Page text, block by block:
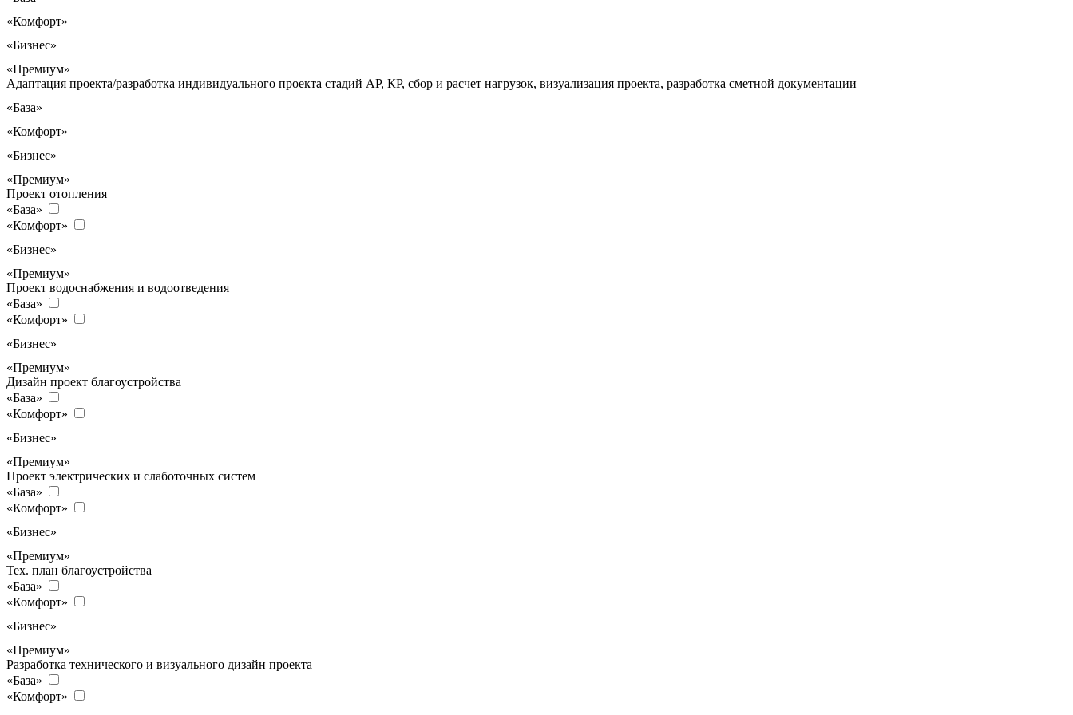
«Комфорт»
«Бизнес»
«Премиум»
Адаптация проекта/разработка индивидуального проекта стадий АР, КР, сбор и расчет нагрузок, визуализация проекта, разработка сметной документации
«База»
«Комфорт»
«Бизнес»
«Премиум»
Проект отопления
«База»
«Комфорт»
«Бизнес»
«Премиум»
Проект водоснабжения и водоотведения
«База»
«Комфорт»
«Бизнес»
«Премиум»
Дизайн проект благоустройства
«База»
«Комфорт»
«Бизнес»
«Премиум»
Проект электрических и слаботочных систем
«База»
«Комфорт»
«Бизнес»
«Премиум»
Тех. план благоустройства
«База»
«Комфорт»
«Бизнес»
«Премиум»
Разработка технического и визуального дизайн проекта
«База»
«Комфорт»